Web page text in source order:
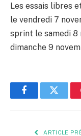
Les essais libres
le vendredi 7
sprint le samedi 8
dimanche 9
FacebookTwitter
ARTICLE